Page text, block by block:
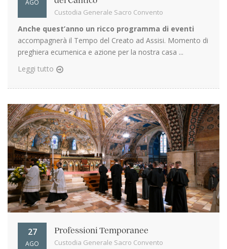
AGO
Custodia Generale Sacro Convento
Anche quest’anno un ricco programma di eventi
accompagnerà il Tempo del Creato ad Assisi. Momento di
preghiera ecumenica e azione per la nostra casa ...
Leggi tutto
27
AGO
Professioni Temporanee
Custodia Generale Sacro Convento